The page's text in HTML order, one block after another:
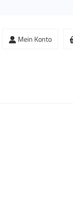
Mein Konto